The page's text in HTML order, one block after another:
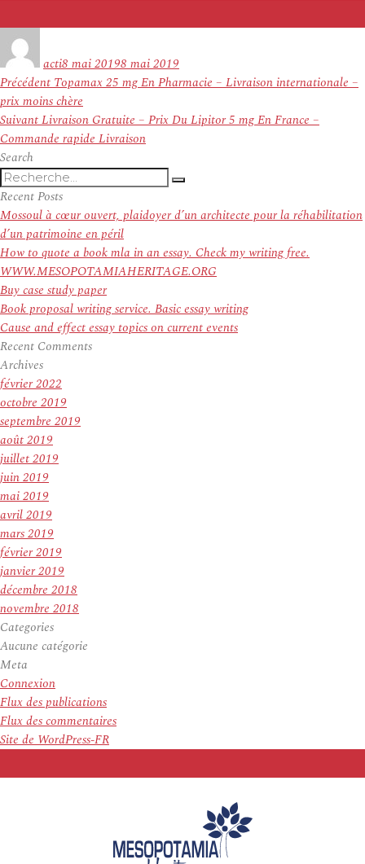
actile
8 mai 20198 mai 2019
Navigation
de
l’article
Précédent Article
précédent :
Topamax 25 mg En Pharmacie – Livraison internationale –
prix moins chère
SuivantArticle
suivant :
Livraison Gratuite – Prix Du Lipitor 5 mg En France –
Commande rapide Livraison
Search
Recherche
pour
:
Recherche
Recent Posts
Mossoul à cœur ouvert, plaidoyer d’un architecte pour la réhabilitation
d’un patrimoine en péril
How to quote a book mla in an essay. Check my writing free.
WWW.MESOPOTAMIAHERITAGE.ORG
Buy case study paper
Book proposal writing service. Basic essay writing
Cause and effect essay topics on current events
Recent Comments
Archives
février 2022
octobre 2019
septembre 2019
août 2019
juillet 2019
juin 2019
mai 2019
avril 2019
mars 2019
février 2019
janvier 2019
décembre 2018
novembre 2018
Categories
Aucune catégorie
Meta
Connexion
Flux des publications
Flux des commentaires
Site de WordPress-FR